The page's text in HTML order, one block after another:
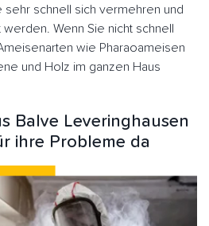
sehr schnell sich vermehren und
Wenn Sie nicht schnell
wie Pharaoameisen
und Holz im ganzen Haus
Balve Leveringhausen
ihre Probleme da